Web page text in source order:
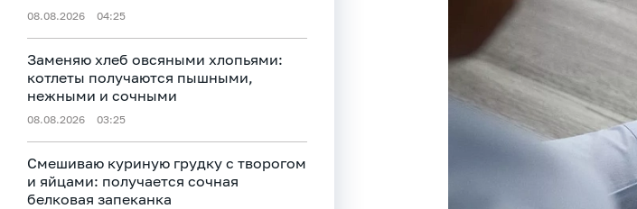
08.08.2026 04:25
Заменяю хлеб овсяными хлопьями:
котлеты получаются пышными,
нежными и сочными
08.08.2026 03:25
Смешиваю куриную грудку с творогом
и яйцами: получается сочная
белковая запеканка